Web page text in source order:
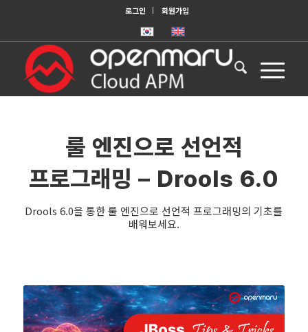
로그인 회원가입
룰 엔진으로 선언적
프로그래밍 – Drools 6.0
Drools 6.0을 통한 룰 엔진으로 선언적 프로그래밍의 기초를
배워보세요.